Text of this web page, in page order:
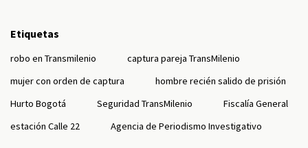
Etiquetas
robo en Transmilenio
captura pareja TransMilenio
mujer con orden de captura
hombre recién salido de prisión
Hurto Bogotá
Seguridad TransMilenio
Fiscalía General
estación Calle 22
Agencia de Periodismo Investigativo